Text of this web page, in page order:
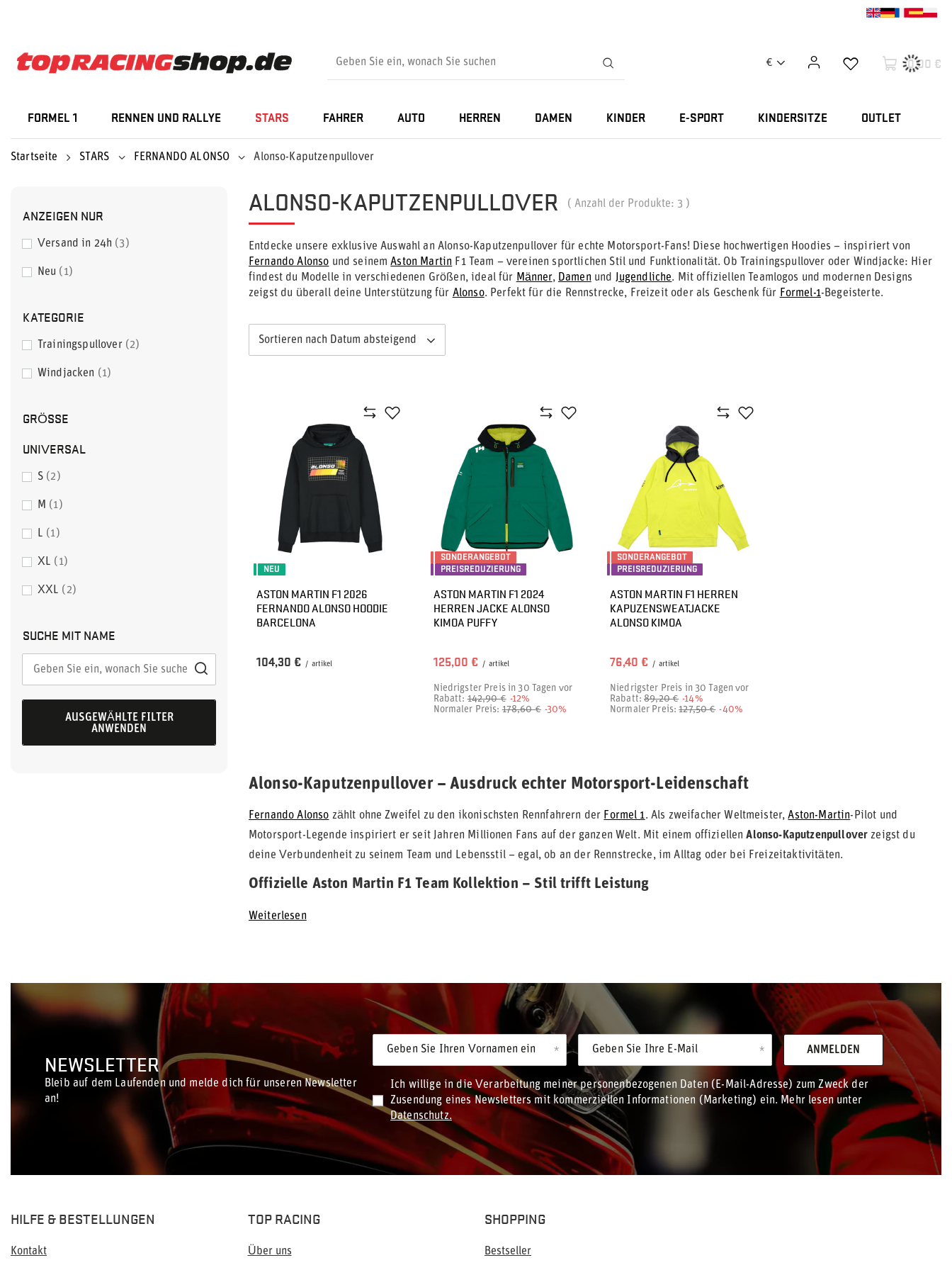
€ 0,00 €
FORMEL 1 RENNEN UND RALLYE STARS FAHRER AUTO HERREN DAMEN KINDER E-SPORT KINDERSITZE OUTLET
Startseite STARS FERNANDO ALONSO Alonso-Kaputzenpullover
ANZEIGEN NUR
Versand in 24h 3
Neu 1
KATEGORIE
Trainingspullover 2
Windjacken 1
GRÖSSE
UNIVERSAL
S 2
M 1
L 1
XL 1
XXL 2
SUCHE MIT NAME
AUSGEWÄHLTE FILTER
ANWENDEN
ALONSO-KAPUTZENPULLOVER ( Anzahl der Produkte: 3 )
Entdecke unsere exklusive Auswahl an Alonso-Kaputzenpullover für echte Motorsport-Fans! Diese hochwertigen Hoodies – inspiriert von
Fernando Alonso und seinemAston Martin F1 Team – vereinen sportlichen Stil und Funktionalität. Ob Trainingspullover oder Windjacke: Hier
findest du Modelle in verschiedenen Größen, ideal für Männer, Damen und Jugendliche. Mit offiziellen Teamlogos und modernen Designs
zeigst du überall deine Unterstützung für Alonso. Perfekt für die Rennstrecke, Freizeit oder als Geschenk für Formel-1-Begeisterte.
Sortieren nach Datum absteigend
NEU
ASTON MARTIN F1 2026
FERNANDO ALONSO HOODIE
BARCELONA
104,30 € / artikel
SONDERANGEBOT
PREISREDUZIERUNG
ASTON MARTIN F1 2024
HERREN JACKE ALONSO
KIMOA PUFFY
125,00 € / artikel
Niedrigster Preis in 30 Tagen vor
Rabatt:142,90 € -12%
Normaler Preis:178,60 € -30%
SONDERANGEBOT
PREISREDUZIERUNG
ASTON MARTIN F1 HERREN
KAPUZENSWEATJACKE
ALONSO KIMOA
76,40 € / artikel
Niedrigster Preis in 30 Tagen vor
Rabatt:89,20 € -14%
Normaler Preis:127,50 € -40%
Alonso-Kaputzenpullover – Ausdruck echter Motorsport-Leidenschaft
Fernando Alonso zählt ohne Zweifel zu den ikonischsten Rennfahrern der Formel 1. Als zweifacher Weltmeister,Aston-Martin-Pilot und
Motorsport-Legende inspiriert er seit Jahren Millionen Fans auf der ganzen Welt. Mit einem offiziellenAlonso-Kaputzenpullover zeigst du
deine Verbundenheit zu seinem Team und Lebensstil – egal, ob an der Rennstrecke, im Alltag oder bei Freizeitaktivitäten.
Offizielle Aston Martin F1 Team Kollektion – Stil trifft Leistung
Weiterlesen
NEWSLETTER
Bleib auf dem Laufenden und melde dich für unseren Newsletter
an!
Geben Sie Ihren Vornamen ein Geben Sie Ihre E-Mail
Ich willige in die Verarbeitung meiner personenbezogenen Daten (E-Mail-Adresse) zum Zweck der
Zusendung eines Newsletters mit kommerziellen Informationen (Marketing) ein. Mehr lesen unter
Datenschutz.
ANMELDEN
HILFE & BESTELLUNGEN
Kontakt
TOP RACING
Über uns
SHOPPING
Bestseller